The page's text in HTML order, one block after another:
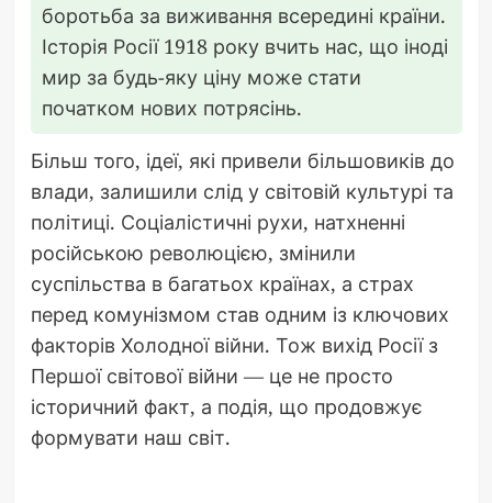
боротьба за виживання всередині країни.
Історія Росії 1918 року вчить нас, що іноді
мир за будь-яку ціну може стати
початком нових потрясінь.
Більш того, ідеї, які привели більшовиків до
влади, залишили слід у світовій культурі та
політиці. Соціалістичні рухи, натхненні
російською революцією, змінили
суспільства в багатьох країнах, а страх
перед комунізмом став одним із ключових
факторів Холодної війни. Тож вихід Росії з
Першої світової війни — це не просто
історичний факт, а подія, що продовжує
формувати наш світ.